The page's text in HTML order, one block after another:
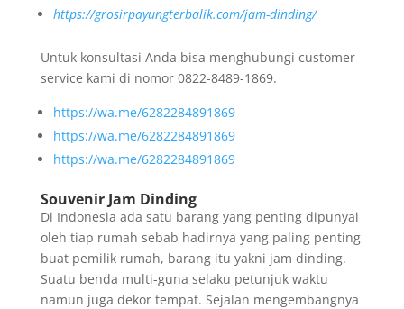
https://grosirpayungterbalik.com/jam-dinding/
Untuk konsultasi Anda bisa menghubungi customer
service kami di nomor 0822-8489-1869.
https://wa.me/6282284891869
https://wa.me/6282284891869
https://wa.me/6282284891869
Souvenir Jam Dinding
Di Indonesia ada satu barang yang penting dipunyai
oleh tiap rumah sebab hadirnya yang paling penting
buat pemilik rumah, barang itu yakni jam dinding.
Suatu benda multi-guna selaku petunjuk waktu
namun juga dekor tempat. Sejalan mengembangnya